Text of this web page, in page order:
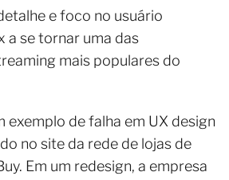
e foco no usuário
a se tornar uma das
mais populares do
exemplo de falha em UX design
no site da rede de lojas de
Em um redesign, a empresa